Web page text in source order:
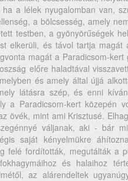
a lélek nyugalomban van,
a bölcsesség, amely
testben, a gyönyörűségek
elkerüli, és távol tartja magát
magát a Paradicsom-
előre haladtával
és amely által újjá
látásra szép, és enni
a Paradicsom-kert közepén
övék, mint ami Krisztusé.
váljanak, aki - bár
saját kényelmükre
felé fordították, megutálták a
és halaihoz
az alárendeltek